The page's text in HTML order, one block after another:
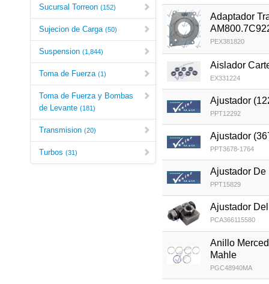
Sucursal Torreon (152)
Sujecion de Carga (50)
Suspension (1,844)
Toma de Fuerza (1)
Toma de Fuerza y Bombas
de Levante (181)
Transmision (20)
Turbos (31)
Adaptador
PEX381820
Aislador
EX331224
Ajustador
PPT12292
Ajustador
PPT3678-1764
Ajustador De
PPT15829
Ajustador
PCA366115580
Anillo
Mahle
PGC48940MA